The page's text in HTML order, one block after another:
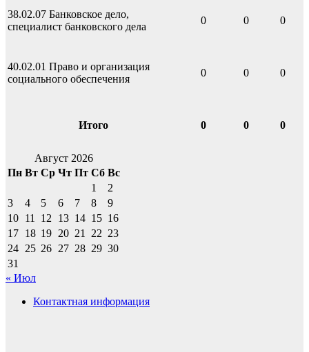
38.02.07​ Банковское дело, ​
специалист банковского дела
0 0 0
40.02.01 Право и организация
социального обеспечения
0 0 0
Итого 0 0 0
Август 2026
Пн Вт Ср Чт Пт Сб Вс
1
2
3
4 5 6 7 8
9
10 11 12 13 14 15 16
17 18 19 20 21 22 23
24 25 26 27 28 29 30
31
« Июл
Контактная информация